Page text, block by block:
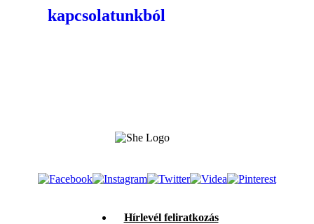
kapcsolatunkból
Hírlevél feliratkozás